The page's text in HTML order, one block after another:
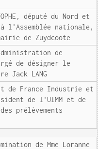
député du Nord et
l'Assemblée nationale,
de Zuydcoote
de
de désigner le
Jack LANG
de France Industrie et
de l'UIMM et de
prélèvements
de Mme Loranne